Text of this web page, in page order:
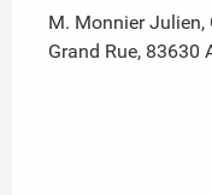
M. Monnier Julien,
Grand Rue, 83630